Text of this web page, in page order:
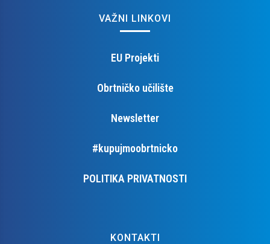
VAŽNI LINKOVI
EU Projekti
Obrtničko učilište
Newsletter
#kupujmoobrtnicko
POLITIKA PRIVATNOSTI
KONTAKTI